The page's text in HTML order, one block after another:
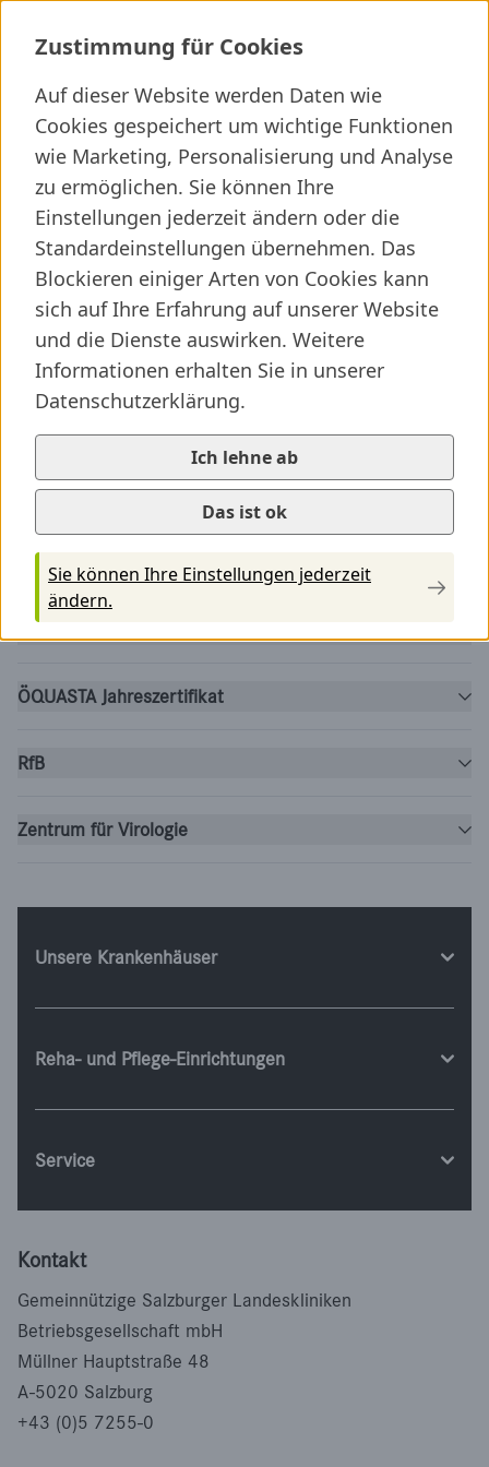
Zustimmung für Cookies
Auf dieser Website werden Daten wie
Cookies gespeichert um wichtige Funktionen
wie Marketing, Personalisierung und Analyse
zu ermöglichen. Sie können Ihre
Einstellungen jederzeit ändern oder die
Standardeinstellungen übernehmen. Das
Blockieren einiger Arten von Cookies kann
sich auf Ihre Erfahrung auf unserer Website
und die Dienste auswirken. Weitere
Informationen erhalten Sie in unserer
Datenschutzerklärung.
Sie können Ihre Einstellungen jederzeit
ändern.
Ich lehne ab
Das ist ok
Ich suche ...
Wichtige Links
Kliniken finden Presseartikel Jobs
SALK-Startseite / ...Elternseite besuchen
/ Zentrallabor Ringversuche
Vorlesen
Universitätsinstitut für Medizinisch-Chemische
Zertifikate Ringversuche
© SALK/evatrifft
ESfEQA ETH
ÖQUASTA Jahreszertifikat
RfB
Zentrum für Virologie
Unsere Krankenhäuser
Reha- und Pflege-Einrichtungen
Service
Kontakt
Gemeinnützige Salzburger Landeskliniken
Betriebsgesellschaft mbH
Müllner Hauptstraße 48
A-5020 Salzburg
+43 (0)5 7255-0